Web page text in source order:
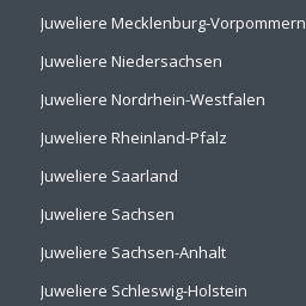
Juweliere Mecklenburg-Vorpommern
Juweliere Niedersachsen
Juweliere Nordrhein-Westfalen
Juweliere Rheinland-Pfalz
Juweliere Saarland
Juweliere Sachsen
Juweliere Sachsen-Anhalt
Juweliere Schleswig-Holstein